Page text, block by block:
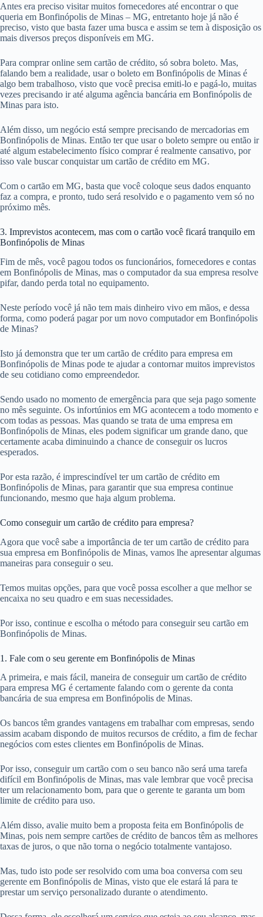
Antes era preciso visitar muitos fornecedores até encontrar o que
queria em Bonfinópolis de Minas – MG, entretanto hoje já não é
preciso, visto que basta fazer uma busca e assim se tem à disposição os
mais diversos preços disponíveis em MG.
Para comprar online sem cartão de crédito, só sobra boleto. Mas,
falando bem a realidade, usar o boleto em Bonfinópolis de Minas é
algo bem trabalhoso, visto que você precisa emiti-lo e pagá-lo, muitas
vezes precisando ir até alguma agência bancária em Bonfinópolis de
Minas para isto.
Além disso, um negócio está sempre precisando de mercadorias em
Bonfinópolis de Minas. Então ter que usar o boleto sempre ou então ir
até algum estabelecimento físico comprar é realmente cansativo, por
isso vale buscar conquistar um cartão de crédito em MG.
Com o cartão em MG, basta que você coloque seus dados enquanto
faz a compra, e pronto, tudo será resolvido e o pagamento vem só no
próximo mês.
3. Imprevistos acontecem, mas com o cartão você ficará tranquilo em
Bonfinópolis de Minas
Fim de mês, você pagou todos os funcionários, fornecedores e contas
em Bonfinópolis de Minas, mas o computador da sua empresa resolve
pifar, dando perda total no equipamento.
Neste período você já não tem mais dinheiro vivo em mãos, e dessa
forma, como poderá pagar por um novo computador em Bonfinópolis
de Minas?
Isto já demonstra que ter um cartão de crédito para empresa em
Bonfinópolis de Minas pode te ajudar a contornar muitos imprevistos
de seu cotidiano como empreendedor.
Sendo usado no momento de emergência para que seja pago somente
no mês seguinte. Os infortúnios em MG acontecem a todo momento e
com todas as pessoas. Mas quando se trata de uma empresa em
Bonfinópolis de Minas, eles podem significar um grande dano, que
certamente acaba diminuindo a chance de conseguir os lucros
esperados.
Por esta razão, é imprescindível ter um cartão de crédito em
Bonfinópolis de Minas, para garantir que sua empresa continue
funcionando, mesmo que haja algum problema.
Como conseguir um cartão de crédito para empresa?
Agora que você sabe a importância de ter um cartão de crédito para
sua empresa em Bonfinópolis de Minas, vamos lhe apresentar algumas
maneiras para conseguir o seu.
Temos muitas opções, para que você possa escolher a que melhor se
encaixa no seu quadro e em suas necessidades.
Por isso, continue e escolha o método para conseguir seu cartão em
Bonfinópolis de Minas.
1. Fale com o seu gerente em Bonfinópolis de Minas
A primeira, e mais fácil, maneira de conseguir um cartão de crédito
para empresa MG é certamente falando com o gerente da conta
bancária de sua empresa em Bonfinópolis de Minas.
Os bancos têm grandes vantagens em trabalhar com empresas, sendo
assim acabam dispondo de muitos recursos de crédito, a fim de fechar
negócios com estes clientes em Bonfinópolis de Minas.
Por isso, conseguir um cartão com o seu banco não será uma tarefa
difícil em Bonfinópolis de Minas, mas vale lembrar que você precisa
ter um relacionamento bom, para que o gerente te garanta um bom
limite de crédito para uso.
Além disso, avalie muito bem a proposta feita em Bonfinópolis de
Minas, pois nem sempre cartões de crédito de bancos têm as melhores
taxas de juros, o que não torna o negócio totalmente vantajoso.
Mas, tudo isto pode ser resolvido com uma boa conversa com seu
gerente em Bonfinópolis de Minas, visto que ele estará lá para te
prestar um serviço personalizado durante o atendimento.